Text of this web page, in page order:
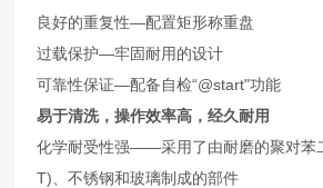
良好的重复性—配置矩形称重盘
过载保护—牢固耐用的设计
可靠性保证—配备自检“@start"功能
易于清洗，操作效率高，经久耐用
化学耐受性强——采用了由耐磨的聚对苯
T)、不锈钢和玻璃制成的部件